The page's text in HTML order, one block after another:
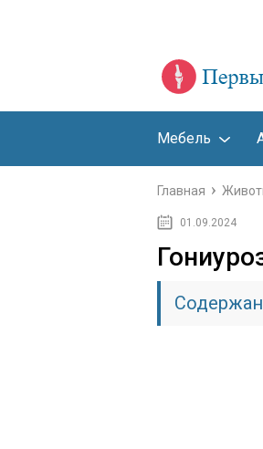
Мебель
Главная
01.09.2024